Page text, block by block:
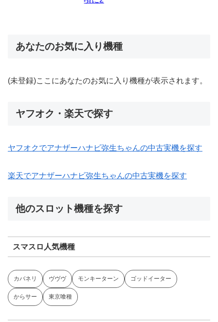
あなたのお気に入り機種
(未登録)ここにあなたのお気に入り機種が表示されます。
ヤフオク・楽天で探す
ヤフオクでアナザーハナビ弥生ちゃんの中古実機を探す
楽天でアナザーハナビ弥生ちゃんの中古実機を探す
他のスロット機種を探す
スマスロ人気機種
カバネリ ヴヴヴ モンキーターン ゴッドイーター
からサー 東京喰種